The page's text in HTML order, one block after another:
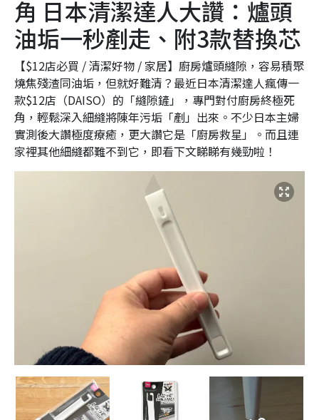
角 日本清潔達人大讚：爐頭
油垢一秒剷走、附3款替換芯
【$12店必買 / 清潔好物 / 家居】廚房爐頭縫隙，容易積聚
燒焦殘渣同油垢，但就好難清？最近日本清潔達人瘋傳一
款$12店（DAISO）的「縫隙鏟」，專門對付廚房終極死
角，輕鬆深入細縫將陳年污垢「剷」出來。不少日本主婦
實測後大讚極度療癒，更大讚它是「廚房救星」。而且連
家裡其他細縫都難不到它，即看下文睇睇有幾勁啦！